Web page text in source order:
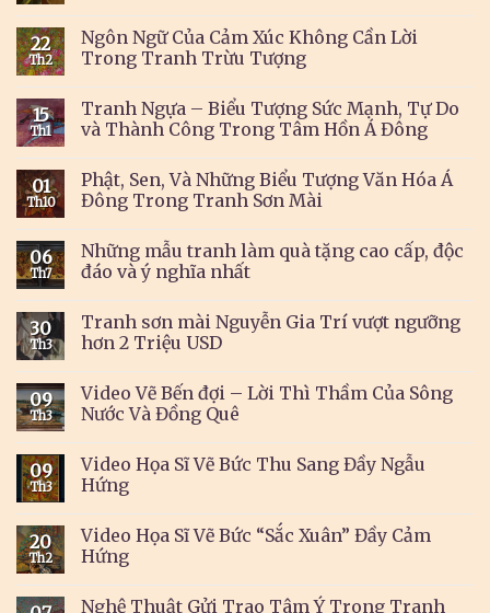
22
Th2
Ngôn Ngữ Của Cảm Xúc Không Cần Lời
Trong Tranh Trừu Tượng
15
Th1
Tranh Ngựa – Biểu Tượng Sức Mạnh, Tự Do
và Thành Công Trong Tâm Hồn Á Đông
01
Th10
Phật, Sen, Và Những Biểu Tượng Văn Hóa Á
Đông Trong Tranh Sơn Mài
06
Th7
Những mẫu tranh làm quà tặng cao cấp, độc
đáo và ý nghĩa nhất
30
Th3
Tranh sơn mài Nguyễn Gia Trí vượt ngưỡng
hơn 2 Triệu USD
09
Th3
Video Vẽ Bến đợi – Lời Thì Thầm Của Sông
Nước Và Đồng Quê
09
Th3
Video Họa Sĩ Vẽ Bức Thu Sang Đầy Ngẫu
Hứng
20
Th2
Video Họa Sĩ Vẽ Bức “Sắc Xuân” Đầy Cảm
Hứng
Nghệ Thuật Gửi Trao Tâm Ý Trong Tranh